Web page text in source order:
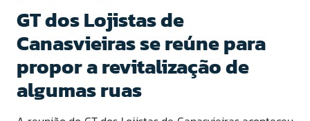
GT dos Lojistas de
Canasvieiras se reúne para
propor a revitalização de
algumas ruas